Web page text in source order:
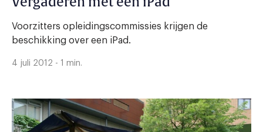
Voorzitters opleidingscommissies krijgen de
beschikking over een iPad.
4 juli 2012 - 1 min.